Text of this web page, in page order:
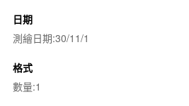
日期
測繪日期:30/11/1
格式
數量:1